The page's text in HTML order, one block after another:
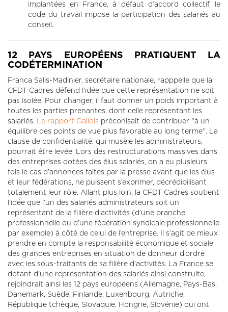
implantées en France, à défaut d’accord collectif, le
code du travail impose la participation des salariés au
conseil.
12 PAYS EUROPÉENS PRATIQUENT LA
CODÉTERMINATION
Franca Salis-Madinier, secrétaire nationale, rapppelle que la
CFDT Cadres défend l’idée que cette représentation ne soit
pas isolée. Pour changer, il faut donner un poids important à
toutes les parties prenantes, dont celle représentant les
salariés.
Le rapport Gallois préconisait de contribuer ‘’à un
équilibre des points de vue plus favorable au long terme''. La
clause de confidentialité, qui musèle les administrateurs,
pourrait être levée. Lors des restructurations massives dans
des entreprises dotées des élus salariés, on a eu plusieurs
fois le cas d’annonces faites par la presse avant que les élus
et leur fédérations, ne puissent s’exprimer, décrédibilisant
totalement leur rôle. Allant plus loin, la CFDT Cadres soutient
l’idée que l’un des salariés administrateurs soit un
représentant de la filière d’activités (d’une branche
professionnelle ou d’une fédération syndicale professionnelle
par exemple) à côté de celui de l’entreprise. Il s’agit de mieux
prendre en compte la responsabilité économique et sociale
des grandes entreprises en situation de donneur d’ordre
avec les sous-traitants de sa filière d’activités. La France se
dotant d’une représentation des salariés ainsi construite,
rejoindrait ainsi les 12 pays européens (Allemagne, Pays-Bas,
Danemark, Suède, Finlande, Luxenbourg, Autriche,
République tchèque, Slovaquie, Hongrie, Slovénie) qui ont